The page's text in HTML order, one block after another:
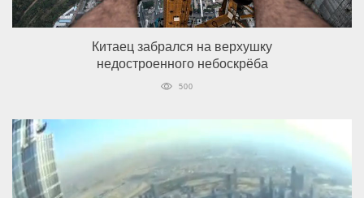
Китаец забрался на верхушку
недостроенного небоскрёба
500